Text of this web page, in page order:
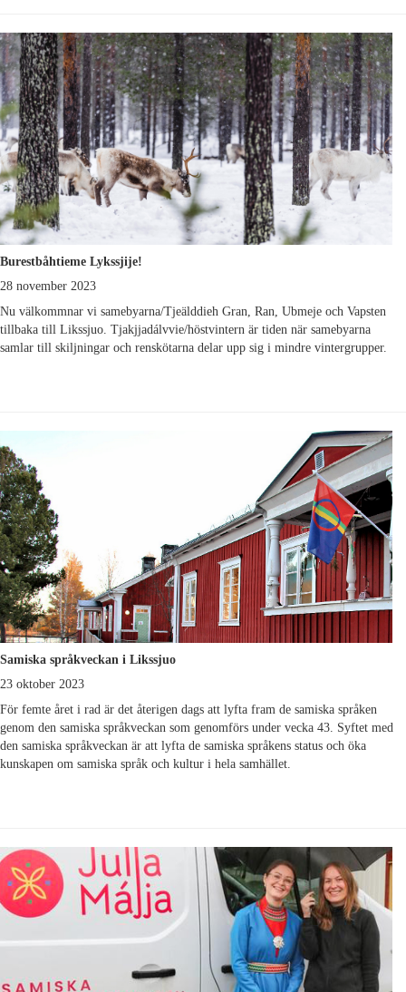
Burestbåhtieme Lykssjije!
28 november 2023
Nu välkommnar vi samebyarna/Tjeälddieh Gran, Ran, Ubmeje och Vapsten
tillbaka till Likssjuo. Tjakjjadálvvie/höstvintern är tiden när samebyarna
samlar till skiljningar och renskötarna delar upp sig i mindre vintergrupper.
Samiska språkveckan i Likssjuo
23 oktober 2023
För femte året i rad är det återigen dags att lyfta fram de samiska språken
genom den samiska språkveckan som genomförs under vecka 43. Syftet med
den samiska språkveckan är att lyfta de samiska språkens status och öka
kunskapen om samiska språk och kultur i hela samhället.